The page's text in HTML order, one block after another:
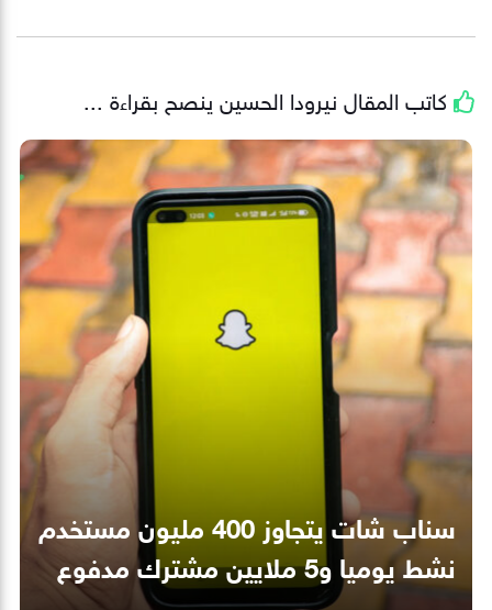
كاتب المقال نيرودا الحسين ينصح بقراءة ...
سناب شات يتجاوز 400 مليون مستخدم
نشط يوميا و5 ملايين مشترك مدفوع